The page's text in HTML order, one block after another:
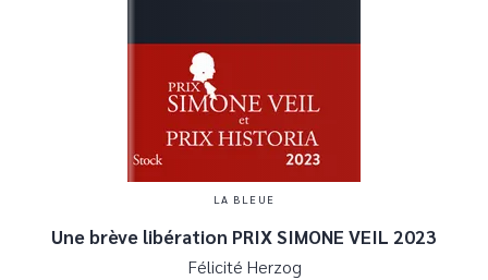
LA BLEUE
Une brève libération PRIX SIMONE VEIL 2023
Félicité Herzog